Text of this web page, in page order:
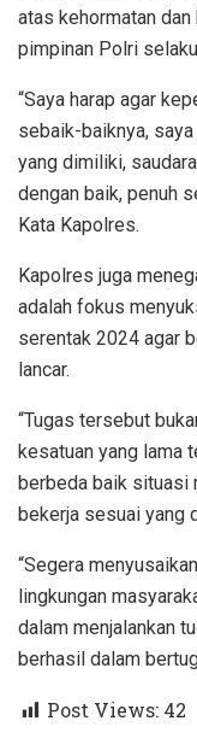
atas kehormatan
pimpinan Polri
“Saya harap agar
sebaik-baiknya,
yang dimiliki,
dengan baik, penuh
Kata Kapolres.
Kapolres juga
adalah fokus
serentak 2024 agar
lancar.
“Tugas tersebut
kesatuan yang lama
berbeda baik situasi
bekerja sesuai yang
“Segera
lingkungan
dalam menjalankan
berhasil dalam
Post Views: 42